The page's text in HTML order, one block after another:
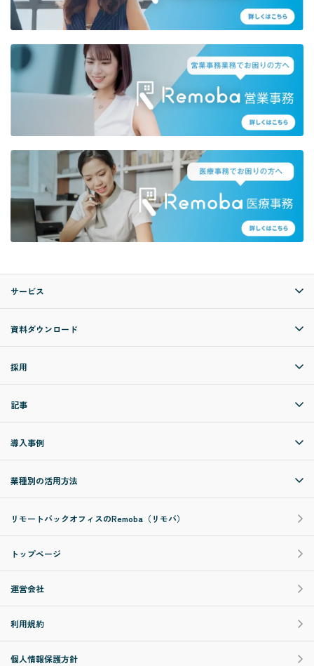
サービス
資料ダウンロード
採用
記事
導入事例
業種別の活用方法
リモートバックオフィスのRemoba（リモバ）
トップページ
運営会社
利用規約
個人情報保護方針